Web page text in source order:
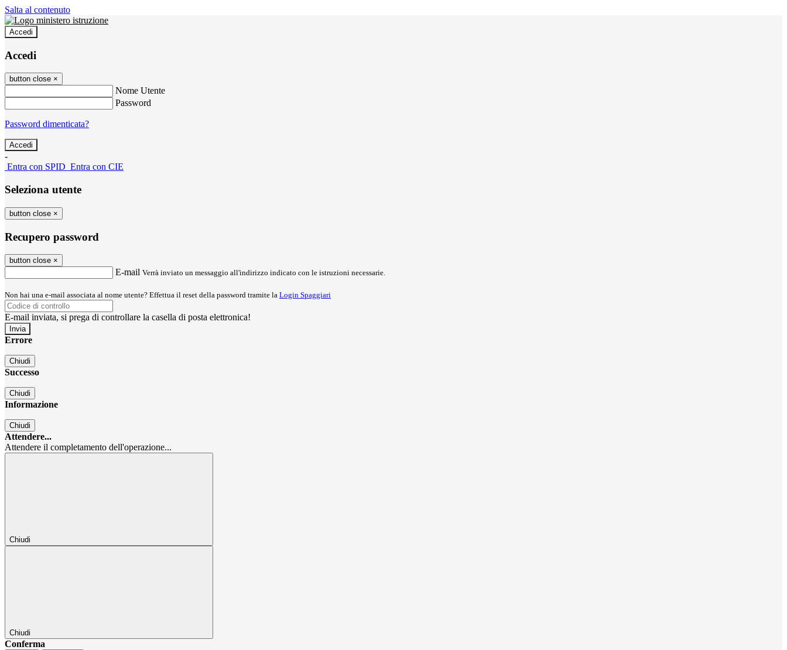
Salta al contenuto
Accedi
Accedi
button close ×
Nome Utente
Password
Password dimenticata?
-
Entra con SPID Entra con CIE
Seleziona utente
button close ×
Recupero password
button close ×
E-mail Verrà inviato un messaggio all'indirizzo indicato con le istruzioni necessarie.
Non hai una e-mail associata al nome utente? Effettua il reset della password tramite la Login Spaggiari
E-mail inviata, si prega di controllare la casella di posta elettronica!
Errore
Chiudi
Successo
Chiudi
Informazione
Chiudi
Attendere...
Attendere il completamento dell'operazione...
Chiudi
Chiudi
Conferma